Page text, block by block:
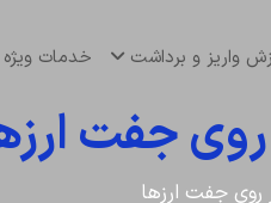
واریز و برداشت خدمات ویژه